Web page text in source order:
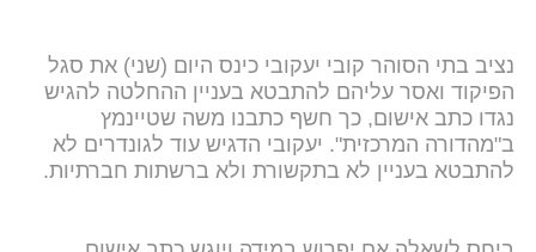
נציב בתי הסוהר קובי יעקובי כינס היום (שני) את סגל
הפיקוד ואסר עליהם להתבטא בעניין ההחלטה להגיש
נגדו כתב אישום, כך חשף כתבנו משה שטיינמץ
ב"מהדורה המרכזית". יעקובי הדגיש עוד לגונדרים לא
להתבטא בעניין לא בתקשורת ולא ברשתות חברתיות.